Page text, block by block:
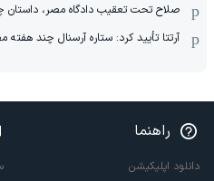
صلاح تحت تعقیب دادگاه مصر،
آرتتا تأیید کرد: ستاره آرسنال چند
راهنما
دانلود اپلیکیشن